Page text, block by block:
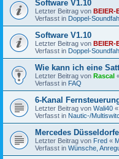
Software V1.10
Letzter Beitrag von BEIER-
Verfasst in Doppel-
Software V1.10
Letzter Beitrag von BEIER-
Verfasst in Doppel-
Wie kann ich eine
Letzter Beitrag von Rascal
Verfasst in FAQ
6-Kanal
Letzter Beitrag von Wali40 «
Verfasst in Nautic-/
Mercedes
Letzter Beitrag von Fred «
Verfasst in Wünsche,